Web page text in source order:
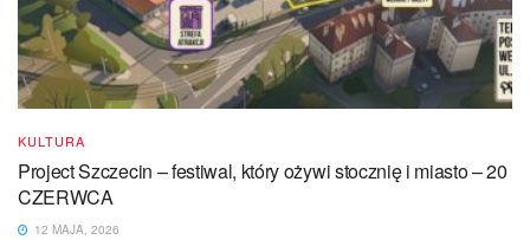
KULTURA
Project Szczecin – festiwal, który ożywi stocznię i miasto – 20
CZERWCA
12 MAJA, 2026